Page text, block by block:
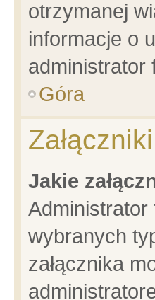
otrzymanej
informacje o
administrator
Góra
Załączniki
Jakie
Administrator
wybranych
załącznika